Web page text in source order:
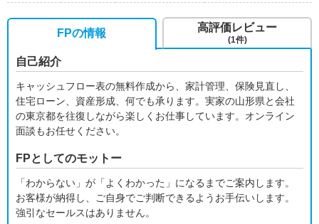
FPの情報
自己紹介
キャッシュフロー表の無料作成から、家計管理、保険見直し、
住宅ローン、資産形成、何でも承ります。実家の山形県と会社
の東京都を往復しながら楽しくお仕事しています。オンライン
面談もお任せください。
FPとしてのモットー
「わからない」が「よくわかった」になるまでご案内します。
お客様が納得し、ご自身でご判断できるようお手伝いします。
強引なセールスはありません。
高評価レビュー
(1件)